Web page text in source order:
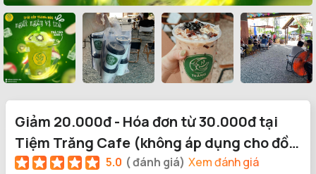
Giảm 20.000đ - Hóa đơn từ 30.000đ tại
Tiệm Trăng Cafe (không áp dụng cho đồ
ăn vặt)
5.0 ( đánh giá) Xem đánh giá